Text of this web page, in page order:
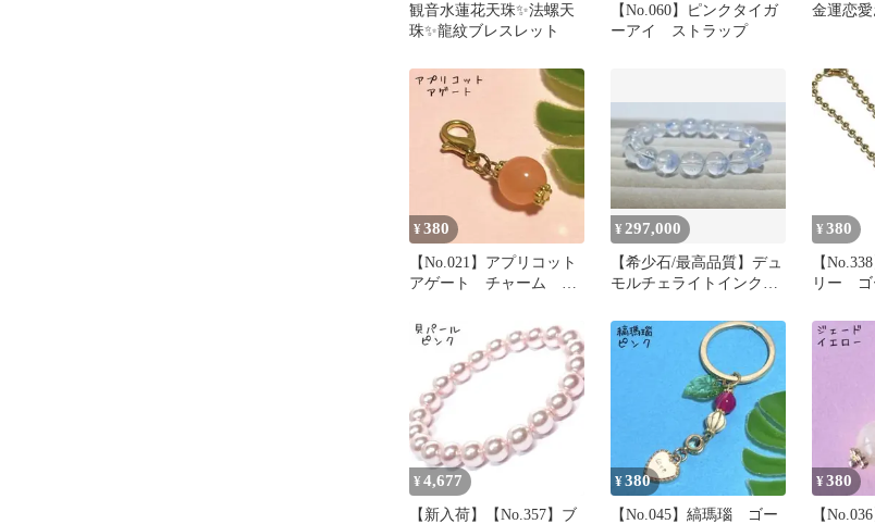
観音水蓮花天珠✨法螺天
珠✨龍紋ブレスレット
【No.060】ピンクタイガ
ーアイ ストラップ
金運恋愛
¥380
【No.021】アプリコット
アゲート チャーム ハ
¥ 297,000
【希少石/最高品質】デュ
モルチェライトインクォ
¥ 380
【
リー ゴ
¥ 4,677
【新入荷】【No.357】ブ
¥380
【No.045】縞瑪瑙 ゴー
¥380
【